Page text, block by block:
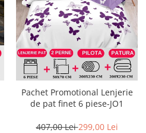
Pachet Promotional Lenjerie
de pat finet 6 piese-JO1
407,00 Lei299,00 Lei